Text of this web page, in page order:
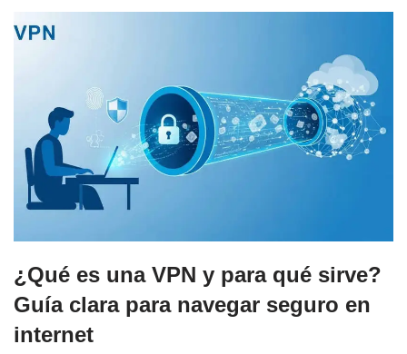
¿Qué es una VPN y para qué sirve?
Guía clara para navegar seguro en
internet